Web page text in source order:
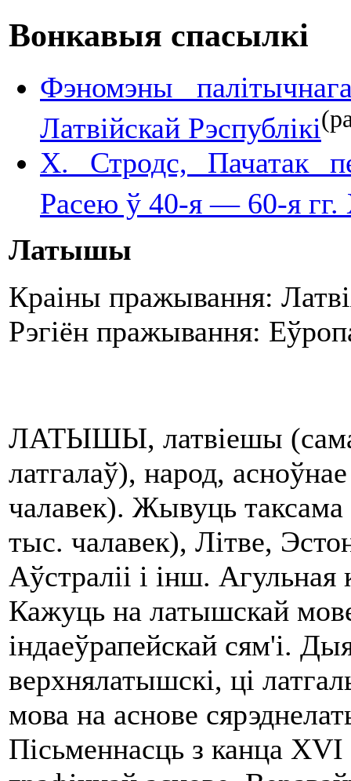
Вонкавыя спасылкі
Фэномэны
Латвійскай Рэспублікі
Х. Стродс, Пачатак
Расею ў 40-я — 60-я гг.
Латышы
Краіны пражывання:
Рэгіён пражывання:
ЛАТЫШЫ, латвіешы
латгалаў), народ,
чалавек). Жывуць
тыс. чалавек), Літве,
Аўстраліі і інш.
Кажуць на латышскай
індаеўрапейскай сям'і.
верхнялатышскі, ці
мова на аснове
Пісьменнасць з канца XVI